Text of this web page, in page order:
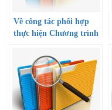
Về công tác phối hợp
thực hiện Chương trình
học cho học sinh giỏi
thuộc diện khó khăn và
gia đình chính sách
Thành phố mang tên
Bác